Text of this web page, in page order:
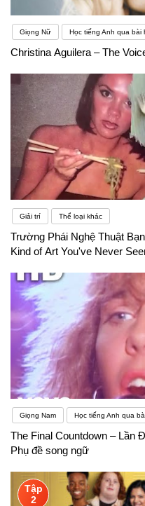
Giọng Nữ Học tiếng Anh qua bài
Christina Aguilera – The
Giải trí Thể loại khác
Trường Phái Nghệ Thuật
Kind of Art You've Never
Giọng Nam Học tiếng Anh qua
The Final Countdown – Lần
Phụ đề song ngữ
Tập
2